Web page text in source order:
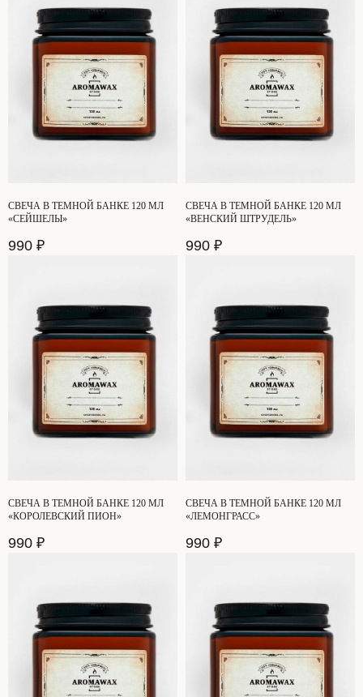
СВЕЧА В ТЕМНОЙ БАНКЕ 120 МЛ
«СЕЙШЕЛЫ»
990 ₽
СВЕЧА В ТЕМНОЙ БАНКЕ 120 МЛ
«ВЕНСКИЙ ШТРУДЕЛЬ»
990 ₽
СВЕЧА В ТЕМНОЙ БАНКЕ 120 МЛ
«КОРОЛЕВСКИЙ ПИОН»
990 ₽
СВЕЧА В ТЕМНОЙ БАНКЕ 120 МЛ
«ЛЕМОНГРАСС»
990 ₽